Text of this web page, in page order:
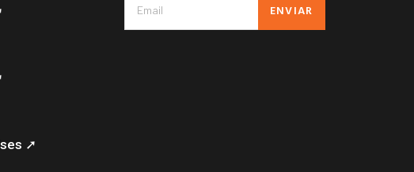
➚
ENVIAR